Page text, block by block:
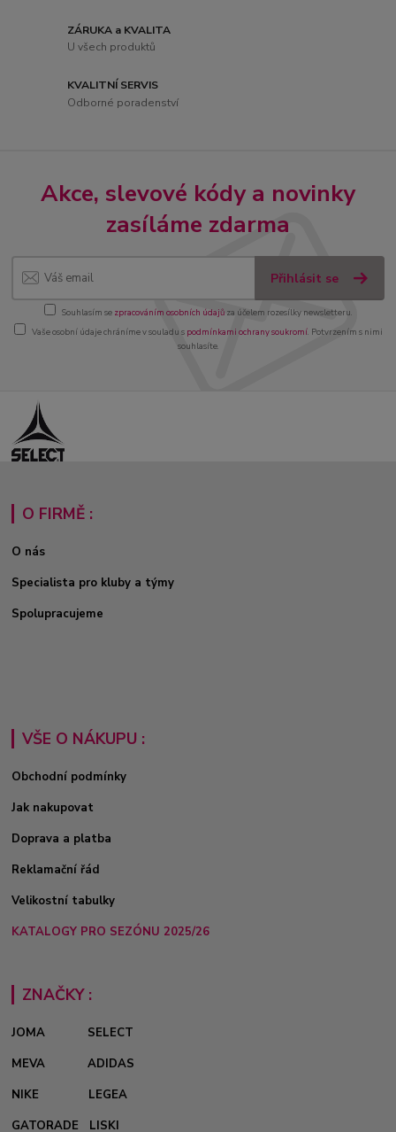
ZÁRUKA a KVALITA
U všech produktů
KVALITNÍ SERVIS
Odborné poradenství
Akce, slevové kódy a novinky
zasíláme zdarma
Přihlásit se
Souhlasím se zpracováním osobních údajůza účelem rozesílky newsletteru.
Vaše osobní údaje chráníme v souladu s podmínkami ochrany soukromí. Potvrzením s nimi
souhlasíte.
O FIRMĚ :
O nás
Specialista pro kluby a týmy
Spolupracujeme
VŠE O NÁKUPU :
Obchodní podmínky
Jak nakupovat
Doprava a platba
Reklamační řád
Velikostní tabulky
KATALOGY PRO SEZÓNU 2025/26
ZNAČKY :
JOMA
SELECT
MEVA
ADIDAS
NIKE
LEGEA
GATORADE
LISKI